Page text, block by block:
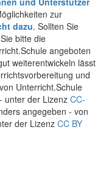
zur
dazu. Sollten Sie
bitte die
angeboten
weiterentwickeln lässt
und
Unterricht.Schule
unter der Lizenz CC-
angegeben - von
der Lizenz CC BY